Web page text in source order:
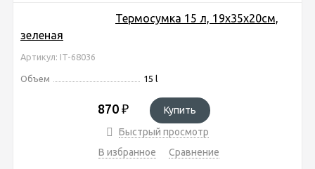
Термосумка 15 л, 19х35х20см,
зеленая
Артикул: IT-68036
Объем 15 l
870 ₽
Купить
Быстрый просмотр
В избранное
Сравнение